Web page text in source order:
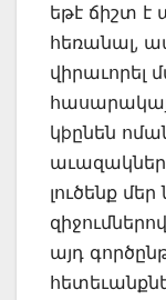
եթէ ճիշտ է
հեռանալ,
վիրաւորել
կþընեն
լուծենք
այդ